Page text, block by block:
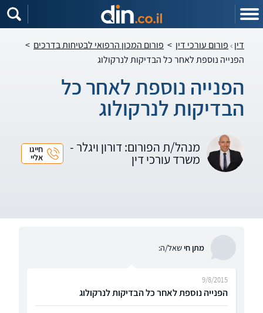
דין פורום עורכי דין > פורום המכון הרפואי לבטיחות בדרכים >
הפנייה נוספת לאחר כל הבדיקות לנרקולוג
הפנייה נוספת לאחר כל
הבדיקות לנרקולוג
מנהל/ת הפורום: דורון ויגלר -
משרד עורכי דין
חייגו
אליי
מתן חישאל/ה:
הפנייה נוספת לאחר כל הבדיקות לנרקולוג
9/8/2015